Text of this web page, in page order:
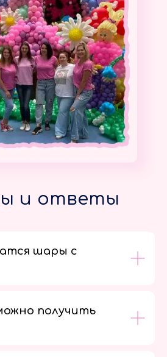
и ответы
шары с
получить